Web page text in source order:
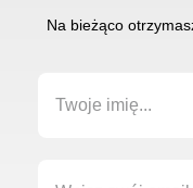
Na bieżąco